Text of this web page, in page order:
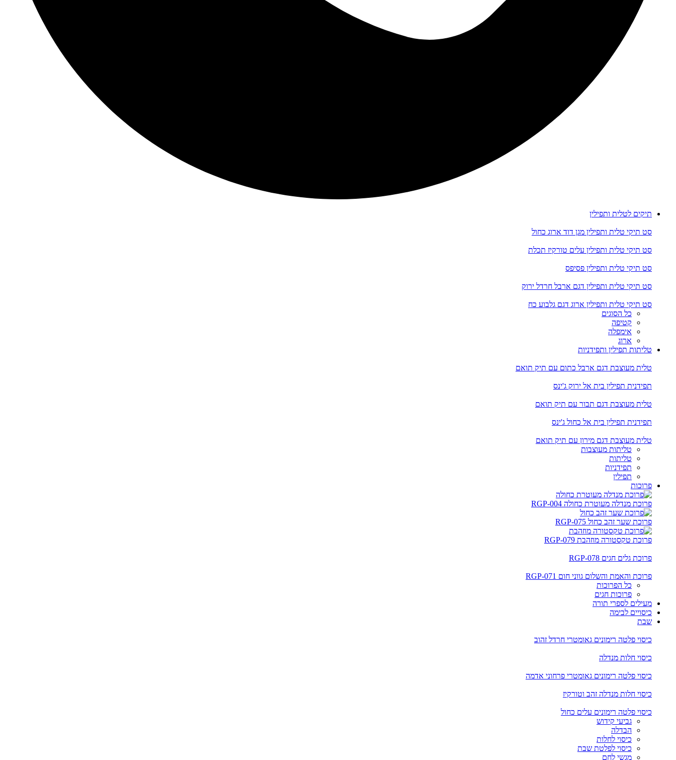
תיקים לטלית ותפילין
סט תיקי טלית ותפילין מגן דוד ארוג כחול
סט תיקי טלית ותפילין עלים טורקיז תכלת
סט תיקי טלית ותפילין פסיפס
סט תיקי טלית ותפילין דגם ארבל חרדל ירוק
סט תיקי טלית ותפילין ארוג דגם גלבוע כח
כל הסוגים
קטיפה
אימפלה
ארוג
טליתות תפילין ותפידניות
טלית מעוצבת דגם ארבל כתום עם תיק תואם
תפידנית תפילין בית אל ירוק ג'ינס
טלית מעוצבת דגם תבור עם תיק תואם
תפידנית תפילין בית אל כחול ג'ינס
טלית מעוצבת דגם מירון עם תיק תואם
טליתות מעוצבות
טליתות
תפידניות
תפילין
פרוכות
פרוכת מנדלה מעוטרת כחולה RGP-004
פרוכת שער זהב כחול RGP-075
פרוכת טקסטורה מוזהבת RGP-079
פרוכת גלים חגים RGP-078
פרוכת והאמת והשלום גווני חום RGP-071
כל הפרוכות
פרוכות חגים
מעילים לספרי תורה
כיסויים לבימה
שבת
כיסוי פלטה רימונים גאומטרי חרדל זהוב
כיסוי חלות מנדלה
כיסוי פלטה רימונים גאומטרי פרחוני אדמה
כיסוי חלות מנדלה זהב וטורקיז
כיסוי פלטה רימונים עלים כחול
גביעי קידוש
הבדלה
כיסוי לחלות
כיסוי לפלטת שבת
מגשי לחם